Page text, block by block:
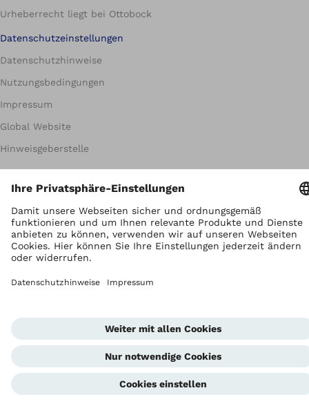
Urheberrecht liegt bei Ottobock
Datenschutzeinstellungen
Datenschutzhinweise
Nutzungsbedingungen
Impressum
Global Website
Hinweisgeberstelle